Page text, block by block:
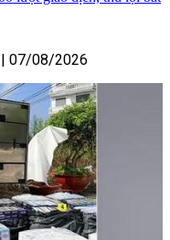
| 07/08/2026